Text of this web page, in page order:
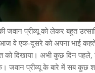
जवान प्रीव्यू को लेकर बहुत
वे एक-दूसरे को अपना भाई
को दिखाया। अभी कुछ दिन
प्रीव्यू के बारे में सब कुछ